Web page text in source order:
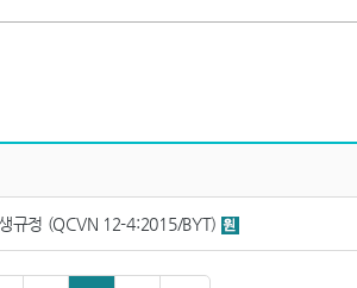
규정 (QCVN 12-4:2015/BYT)